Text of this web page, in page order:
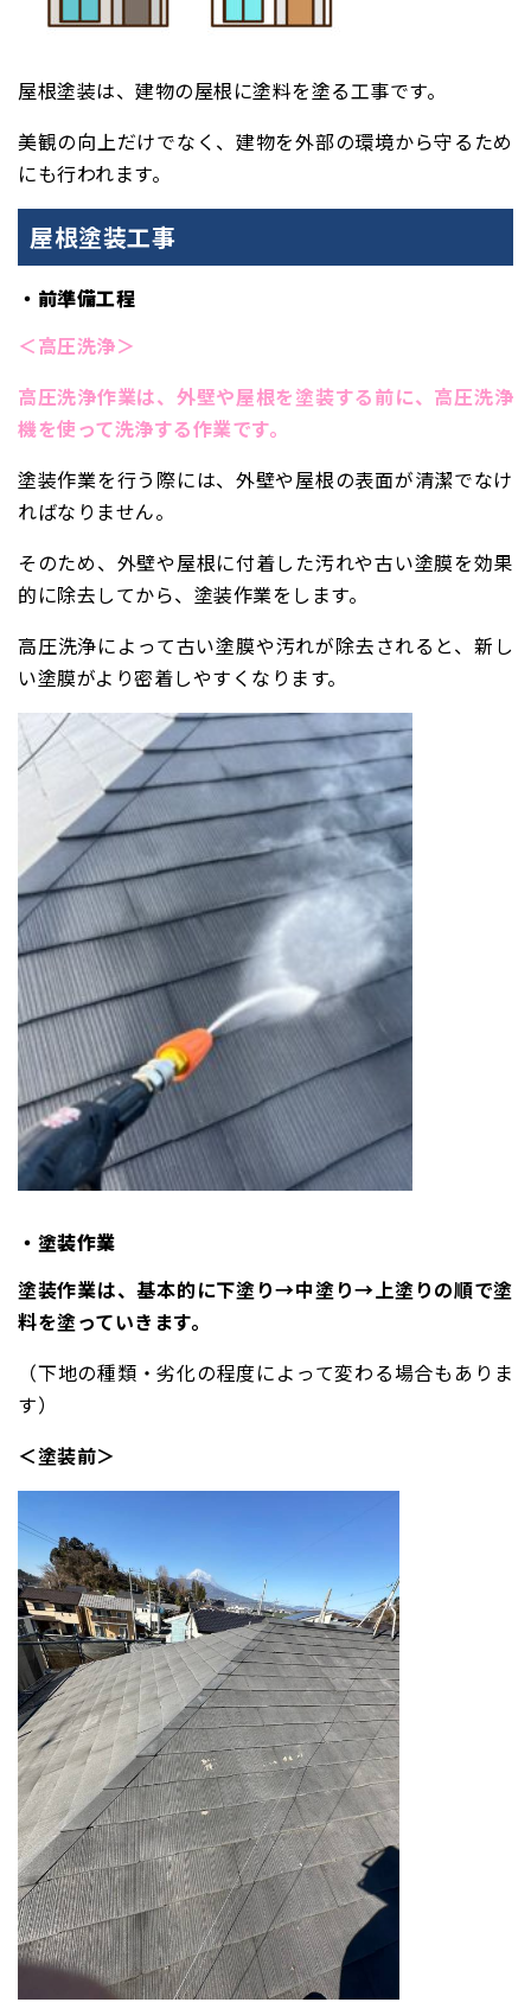
屋根塗装は、建物の屋根に塗料を塗る工事です。
美観の向上だけでなく、建物を外部の環境から守るため
にも行われます。
屋根塗装工事
・前準備工程
＜高圧洗浄＞
高圧洗浄作業は、 外壁や屋根を塗装する前に、高圧洗浄
機を使って洗浄する作業です。
塗装作業を行う際には、外壁や屋根の表面が清潔でなけ
ればなりません。
そのため、外壁や屋根に付着した汚れや古い塗膜を効果
的に除去してから、塗装作業をします。
高圧洗浄によって古い塗膜や汚れが除去されると、新し
い塗膜がより密着しやすくなります。
・塗装作業
塗装作業は、基本的に下塗り→中塗り→上塗りの順で塗
料を塗っていきます。
（下地の種類・劣化の程度によって変わる場合もありま
す）
＜塗装前＞